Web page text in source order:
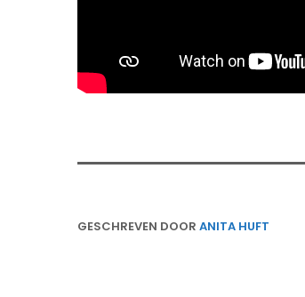
GESCHREVEN DOOR ANITA HUFT